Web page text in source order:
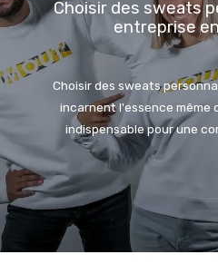
Choisir des sweats
entreprise
Choisir des sweats
incarnent l'essence même
indispensable pour une